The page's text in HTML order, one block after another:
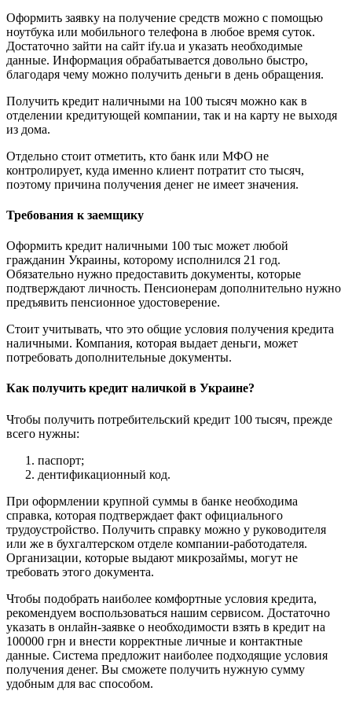
Оформить заявку на получение средств можно с помощью
ноутбука или мобильного телефона в любое время суток.
Достаточно зайти на сайт ify.ua и указать необходимые
данные. Информация обрабатывается довольно быстро,
благодаря чему можно получить деньги в день обращения.
Получить кредит наличными на 100 тысяч можно как в
отделении кредитующей компании, так и на карту не выходя
из дома.
Отдельно стоит отметить, кто банк или МФО не
контролирует, куда именно клиент потратит сто тысяч,
поэтому причина получения денег не имеет значения.
Требования к заемщику
Оформить кредит наличными 100 тыс может любой
гражданин Украины, которому исполнился 21 год.
Обязательно нужно предоставить документы, которые
подтверждают личность. Пенсионерам дополнительно нужно
предъявить пенсионное удостоверение.
Стоит учитывать, что это общие условия получения кредита
наличными. Компания, которая выдает деньги, может
потребовать дополнительные документы.
Как получить кредит наличкой в Украине?
Чтобы получить потребительский кредит 100 тысяч, прежде
всего нужны:
паспорт;
дентификационный код.
При оформлении крупной суммы в банке необходима
справка, которая подтверждает факт официального
трудоустройство. Получить справку можно у руководителя
или же в бухгалтерском отделе компании-работодателя.
Организации, которые выдают микрозаймы, могут не
требовать этого документа.
Чтобы подобрать наиболее комфортные условия кредита,
рекомендуем воспользоваться нашим сервисом. Достаточно
указать в онлайн-заявке о необходимости взять в кредит на
100000 грн и внести корректные личные и контактные
данные. Система предложит наиболее подходящие условия
получения денег. Вы сможете получить нужную сумму
удобным для вас способом.